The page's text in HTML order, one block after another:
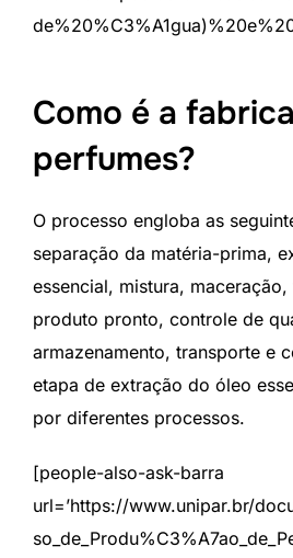
Como é a
perfumes?
O processo engloba as
separação da matéria-prima,
essencial, mistura,
produto pronto, controle de
armazenamento, transporte e
etapa de extração do óleo
por diferentes processos.
[people-also-ask-barra
url=’https://www.unipar.br/